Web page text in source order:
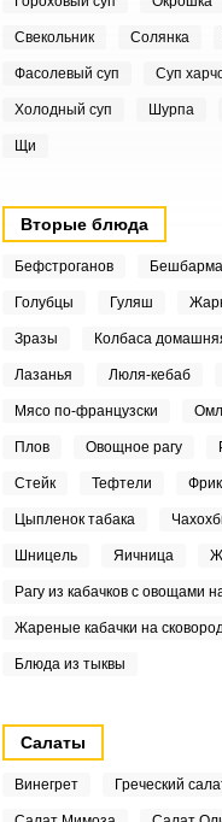
Свекольник Солянка
Фасолевый суп Суп
Холодный суп Шурпа
Щи
Вторые блюда
Бефстроганов
Голубцы Гуляш
Зразы Колбаса
Лазанья Люля-кебаб
Мясо по-французски
Плов Овощное рагу
Стейк Тефтели
Цыпленок табака
Шницель Яичница
Рагу из кабачков с овощами
Жареные кабачки на
Блюда из тыквы
Салаты
Винегрет Греческий